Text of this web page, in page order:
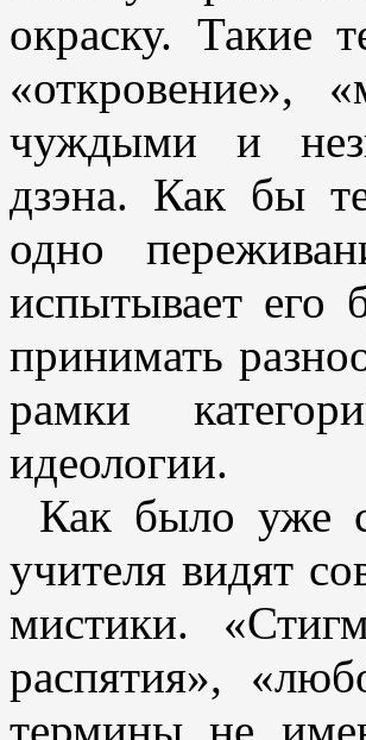
окраску. Такие
«откровение»,
чуждыми и
дзэна. Как бы
одно
испытывает его
принимать
рамки
идеологии.
Как было уже
учителя видят
мистики.
распятия»,